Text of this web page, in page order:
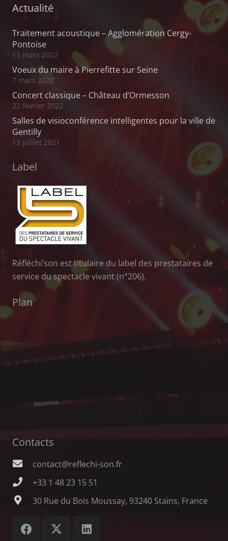
Actualité
Traitement acoustique – Agglomération Cergy-
Pontoise
11 mars 2022
Voeux du maire à Pierrefitte sur Seine
7 mars 2022
Concert classique – Château d’Ormesson
22 février 2022
Salles de visioconférence intelligentes pour la ville de
Gentilly
13 juillet 2021
Label
Réfléchi’son est titulaire du label des prestataires de
service du spectacle vivant (n°206).
Plan
Contacts
contact@reflechi-son.fr
+33 1 48 23 15 51
30 Rue du Bois Moussay, 93240 Stains, France